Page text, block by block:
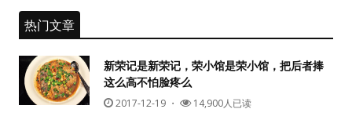
热门文章
新荣记是新荣记，荣小馆是荣小馆，把后者捧
这么高不怕脸疼么
2017-12-19 ・ 14,900人已读